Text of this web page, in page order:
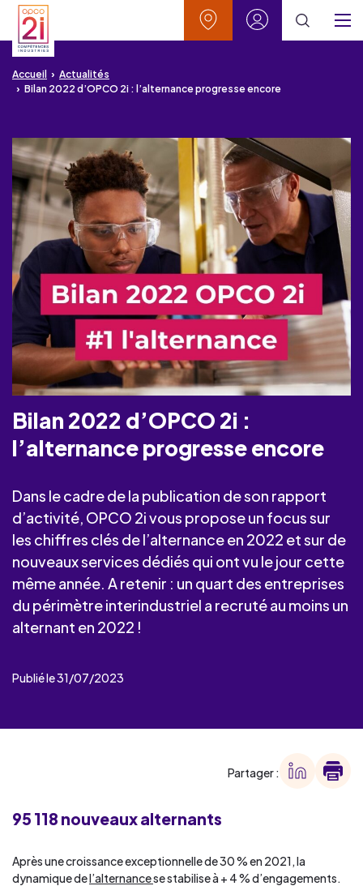
Aller au contenu
Aller à la recherche
Aller au menu
Aller au pied de page
Accueil
Actualités
Bilan 2022 d’OPCO 2i : l’alternance progresse encore
Bilan 2022 d’OPCO 2i :
l’alternance progresse encore
Dans le cadre de la publication de son rapport
d’activité, OPCO 2i vous propose un focus sur
les chiffres clés de l’alternance en 2022 et sur de
nouveaux services dédiés qui ont vu le jour cette
même année. A retenir : un quart des entreprises
du périmètre interindustriel a recruté au moins un
alternant en 2022 !
Publié le 31/07/2023
Partager :
95 118 nouveaux alternants
Après une croissance exceptionnelle de 30 % en 2021, la
dynamique del’alternancese stabilise à + 4 % d’engagements.